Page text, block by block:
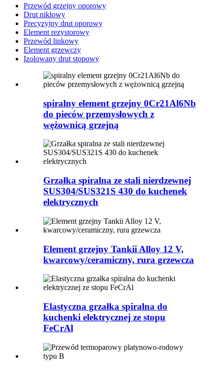
Przewód grzejny oporowy
Drut niklowy
Precyzyjny drut oporowy
Element rezystorowy
Przewód linkowy
Element grzewczy
Izolowany drut stopowy
spiralny element grzejny 0Cr21Al6Nb
do pieców przemysłowych z
wężownicą grzejną
Grzałka spiralna ze stali nierdzewnej
SUS304/SUS321S 430 do kuchenek
elektrycznych
Element grzejny Tankii Alloy 12 V,
kwarcowy/ceramiczny, rura grzewcza
Elastyczna grzałka spiralna do
kuchenki elektrycznej ze stopu
FeCrAl